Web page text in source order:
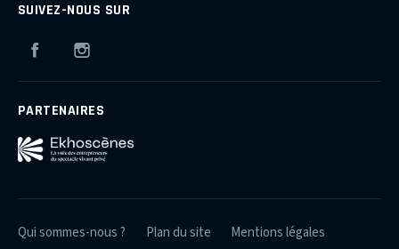
SUIVEZ-NOUS SUR
Facebook
PARTENAIRES
Qui sommes-nous ? Plan du site Mentions légales